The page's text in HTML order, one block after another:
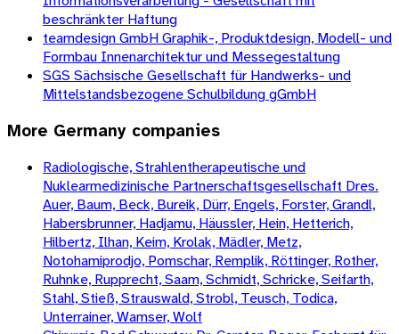
beschränkter Haftung
teamdesign GmbH Graphik-, Produktdesign, Modell- und
Formbau Innenarchitektur und Messegestaltung
SGS Sächsische Gesellschaft für Handwerks- und
Mittelstandsbezogene Schulbildung gGmbH
More Germany companies
Radiologische, Strahlentherapeutische und
Nuklearmedizinische Partnerschaftsgesellschaft Dres.
Auer, Baum, Beck, Bureik, Dürr, Engels, Forster, Grandl,
Habersbrunner, Hadjamu, Häussler, Hein, Hetterich,
Hilbertz, Ilhan, Keim, Krolak, Mädler, Metz,
Notohamiprodjo, Pomschar, Remplik, Röttinger, Rother,
Ruhnke, Rupprecht, Saam, Schmidt, Schricke, Seifarth,
Stahl, Stieß, Strauswald, Strobl, Teusch, Todica,
Unterrainer, Wamser, Wolf